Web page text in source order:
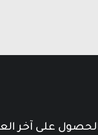
على آخر